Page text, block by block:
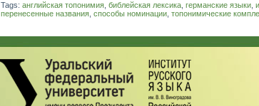
Tags: английская топонимия библейская лексика германские языки
перенесенные названия способы номинации топонимические